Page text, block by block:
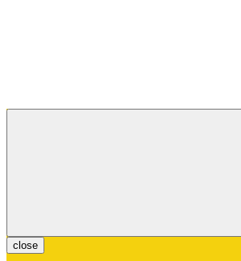
close